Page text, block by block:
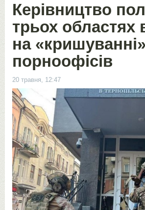
Керівництво
трьох областях
на «кришуванні»
порноофісів
20 травня, 12:47